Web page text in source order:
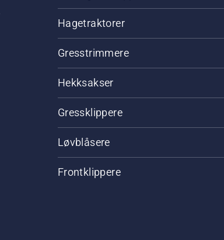
Hagetraktorer
Gresstrimmere
Hekksakser
Gressklippere
Løvblåsere
Frontklippere